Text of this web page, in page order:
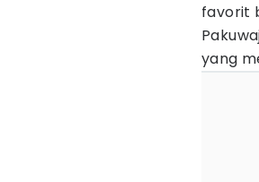
favorit
yang